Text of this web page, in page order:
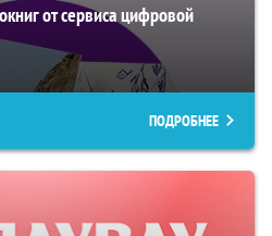
от сервиса цифровой
ПОДРОБНЕЕ